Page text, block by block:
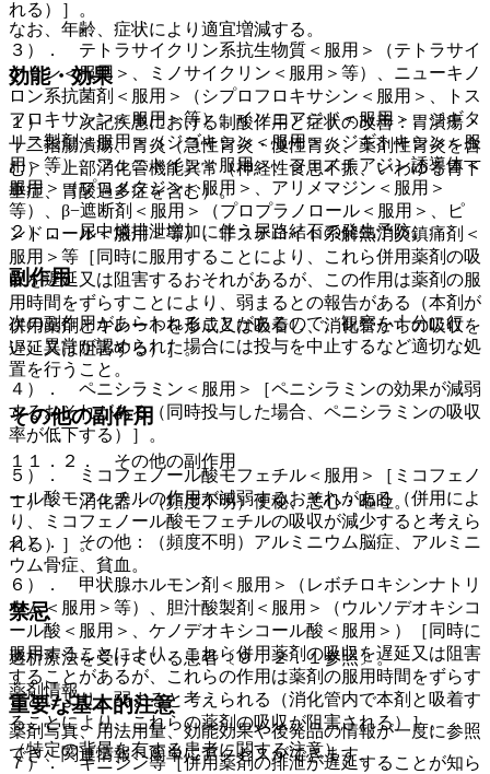
れる）］。
３）． テトラサイクリン系抗生物質＜服用＞（テトラサイ
クリン＜服用＞、ミノサイクリン＜服用＞等）、ニューキノ
ロン系抗菌剤＜服用＞（シプロフロキサシン＜服用＞、トス
フロキサシン＜服用＞等）、イソニアジド＜服用＞、ジギタ
リス製剤＜服用＞（ジゴキシン＜服用＞、ジギトキシン＜服
用＞等）、フェニトイン＜服用＞、フェノチアジン誘導体＜
服用＞（プロメタジン＜服用＞、アリメマジン＜服用＞
等）、β−遮断剤＜服用＞（プロプラノロール＜服用＞、ピ
ンドロール＜服用＞等）、非ステロイド系解熱消炎鎮痛剤＜
服用＞等［同時に服用することにより、これら併用薬剤の吸
収を遅延又は阻害するおそれがあるが、この作用は薬剤の服
用時間をずらすことにより、弱まるとの報告がある（本剤が
併用薬剤とキレートを形成又は吸着し、消化管からの吸収を
遅延又は阻害する）］。
４）． ペニシラミン＜服用＞［ペニシラミンの効果が減弱
するおそれがある（同時投与した場合、ペニシラミンの吸収
率が低下する）］。
５）． ミコフェノール酸モフェチル＜服用＞［ミコフェノ
ール酸モフェチルの作用が減弱するおそれがある（併用によ
り、ミコフェノール酸モフェチルの吸収が減少すると考えら
れる）］。
６）． 甲状腺ホルモン剤＜服用＞（レボチロキシンナトリ
ウム＜服用＞等）、胆汁酸製剤＜服用＞（ウルソデオキシコ
ール酸＜服用＞、ケノデオキシコール酸＜服用＞）［同時に
服用することにより、これら併用薬剤の吸収を遅延又は阻害
することがあるが、これらの作用は薬剤の服用時間をずらす
ことにより、弱まると考えられる（消化管内で本剤と吸着す
ることにより、これらの薬剤の吸収が阻害される）］。
７）． キニジン等［併用薬剤の排泄が遅延することが知ら
なお、年齢、症状により適宜増減する。
効能・効果
１）． 次記疾患における制酸作用と症状の改善：胃潰瘍・
十二指腸潰瘍、胃炎（急性胃炎・慢性胃炎、薬剤性胃炎を含
む）、上部消化管機能異常（神経性食思不振、いわゆる胃下
垂症、胃酸過多症を含む）。
２）． 尿中燐排泄増加に伴う尿路結石の発生予防。
副作用
次の副作用があらわれることがあるので、観察を十分に行
い、異常が認められた場合には投与を中止するなど適切な処
置を行うこと。
その他の副作用
１１．２． その他の副作用
１）． 消化器：（頻度不明）便秘、悪心・嘔吐。
２）． その他：（頻度不明）アルミニウム脳症、アルミニ
ウム骨症、貧血。
禁忌
透析療法を受けている患者〔９．２．１参照〕。
重要な基本的注意
（特定の背景を有する患者に関する注意）
薬剤情報
薬剤写真、用法用量、効能効果や後発品の情報が一度に参照
でき、関連情報へ簡単にアクセスができます。